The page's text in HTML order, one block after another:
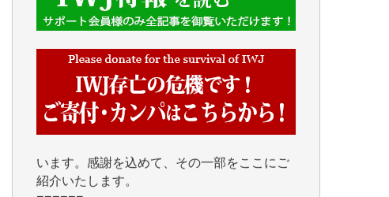
■■■■■■
IWJには、ご寄付・カンパをいただいた方々
より、たくさんの応援のメッセージが届いて
います。感謝を込めて、その一部をここにご
紹介いたします。
■2026年7月、ご寄付いただいた皆さま、心よ